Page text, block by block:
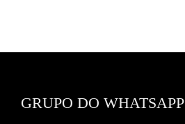
GRUPO DO WHATSAPP